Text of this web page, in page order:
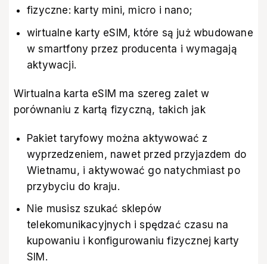
fizyczne: karty mini, micro i nano;
wirtualne karty eSIM, które są już wbudowane
w smartfony przez producenta i wymagają
aktywacji.
Wirtualna karta eSIM ma szereg zalet w
porównaniu z kartą fizyczną, takich jak
Pakiet taryfowy można aktywować z
wyprzedzeniem, nawet przed przyjazdem do
Wietnamu, i aktywować go natychmiast po
przybyciu do kraju.
Nie musisz szukać sklepów
telekomunikacyjnych i spędzać czasu na
kupowaniu i konfigurowaniu fizycznej karty
SIM.